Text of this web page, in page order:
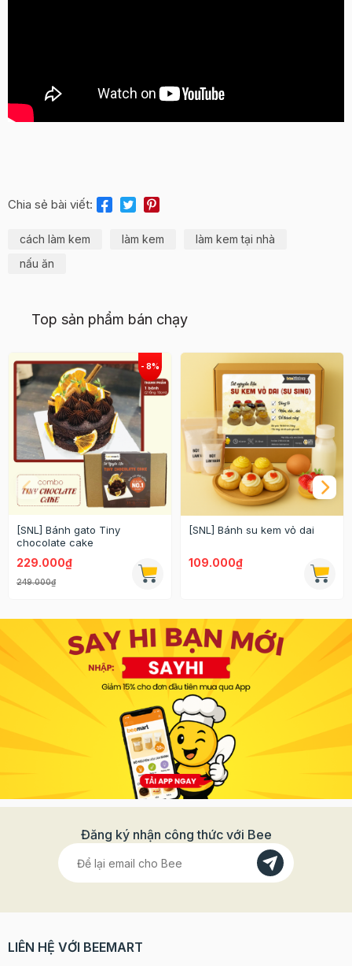
Chia sẻ bài viết:
cách làm kem làm kem
làm kem tại nhà
nấu ăn
Top sản phẩm bán chạy
[SNL] Bánh gato Tiny
chocolate cake
229.000₫
249.000₫
[SNL] Bánh su kem vỏ dai
109.000₫
Đăng ký nhận công thức với Bee
LIÊN HỆ VỚI BEEMART